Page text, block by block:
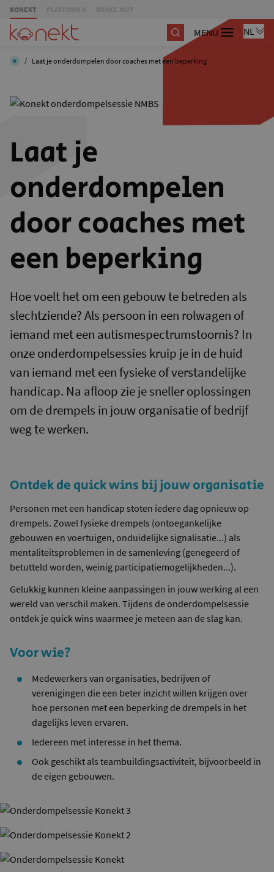
KONEKT
MENU
/ Laat je onderdompelen door coaches met een beperking
Laat je
onderdompelen
door coaches met
een beperking
Hoe voelt het om een gebouw te betreden als
slechtziende? Als persoon in een rolwagen of
iemand met een autismespectrumstoornis? In
onze onderdompelsessies kruip je in de huid
van iemand met een fysieke of verstandelijke
handicap. Na afloop zie je sneller oplossingen
om de drempels in jouw organisatie of bedrijf
weg te werken.
Ontdek de quick wins bij jouw organisatie
Personen met een handicap stoten iedere dag opnieuw op
drempels. Zowel fysieke drempels (ontoegankelijke
gebouwen en voertuigen, onduidelijke signalisatie...) als
mentaliteitsproblemen in de samenleving (genegeerd of
betutteld worden, weinig participatiemogelijkheden...).
Gelukkig kunnen kleine aanpassingen in jouw werking al een
wereld van verschil maken. Tijdens de onderdompelsessie
ontdek je quick wins waarmee je meteen aan de slag kan.
Voor wie?
Medewerkers van organisaties, bedrijven of
verenigingen die een beter inzicht willen krijgen over
hoe personen met een beperking de drempels in het
dagelijks leven ervaren.
Iedereen met interesse in het thema.
Ook geschikt als teambuildingsactiviteit, bijvoorbeeld in
de eigen gebouwen.